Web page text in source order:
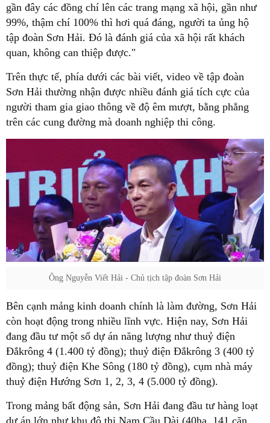
gần đây các đồng chí lên các trang mạng xã hội, gần như
99%, thậm chí 100% thì hơi quá đáng, người ta ủng hộ
tập đoàn Sơn Hải. Đó là đánh giá của xã hội rất khách
quan, không can thiệp được."
Trên thực tế, phía dưới các bài viết, video về tập đoàn
Sơn Hải thường nhận được nhiều đánh giá tích cực của
người tham gia giao thông về độ êm mượt, bằng phẳng
trên các cung đường mà doanh nghiệp thi công.
Ông Nguyễn Viết Hải - Chủ tịch tập đoàn Sơn Hải
Bên cạnh mảng kinh doanh chính là làm đường, Sơn Hải
còn hoạt động trong nhiều lĩnh vực. Hiện nay, Sơn Hải
đang đầu tư một số dự án năng lượng như thuỷ điện
Đắkrông 4 (1.400 tỷ đồng); thuỷ điện Đắkrông 3 (400 tỷ
đồng); thuỷ điện Khe Sông (180 tỷ đồng), cụm nhà máy
thuỷ điện Hướng Sơn 1, 2, 3, 4 (5.000 tỷ đồng).
Trong mảng bất động sản, Sơn Hải đang đầu tư hàng loạt
dự án lớn như khu đô thị Nam Cầu Dài (40ha, 141 căn